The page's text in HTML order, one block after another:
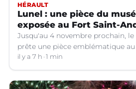
HÉRAULT
Lunel : une pièce du
exposée au Fort Saint-
Jusqu'au 4 novembre prochain,
prête une pièce emblématique
Villeneuve-lez-Avignon (Gard).
il y a 7 h 1 min